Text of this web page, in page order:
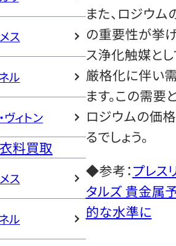
ス
ル
ヴィトン
料買取
ス
ル
また、ロジウム
の重要性が挙
ス浄化触媒と
厳格化に伴い
ます。この需要
ロジウムの価
るでしょう。
◆参考：プレス
タルズ 貴金属
的な水準に